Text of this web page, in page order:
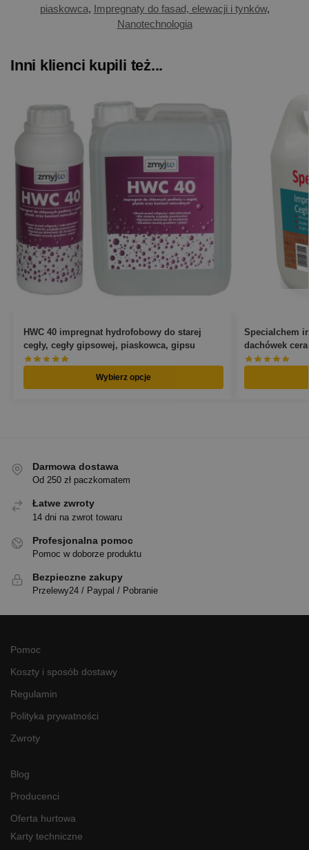
piaskowca, Impregnaty do fasad, elewacji i tynków,
Nanotechnologia
Inni klienci kupili też...
HWC 40 impregnat hydrofobowy do starej
cegły, cegły gipsowej, piaskowca, gipsu
Wybierz opcje
Specialchem
dachówek
Darmowa dostawa
Od 250 zł paczkomatem
Łatwe zwroty
14 dni na zwrot towaru
Profesjonalna pomoc
Pomoc w doborze produktu
Bezpieczne zakupy
Przelewy24 / Paypal / Pobranie
Pomoc
Koszty i sposób dostawy
Regulamin
Polityka prywatności
Zwroty
Blog
Producenci
Oferta hurtowa
Karty techniczne